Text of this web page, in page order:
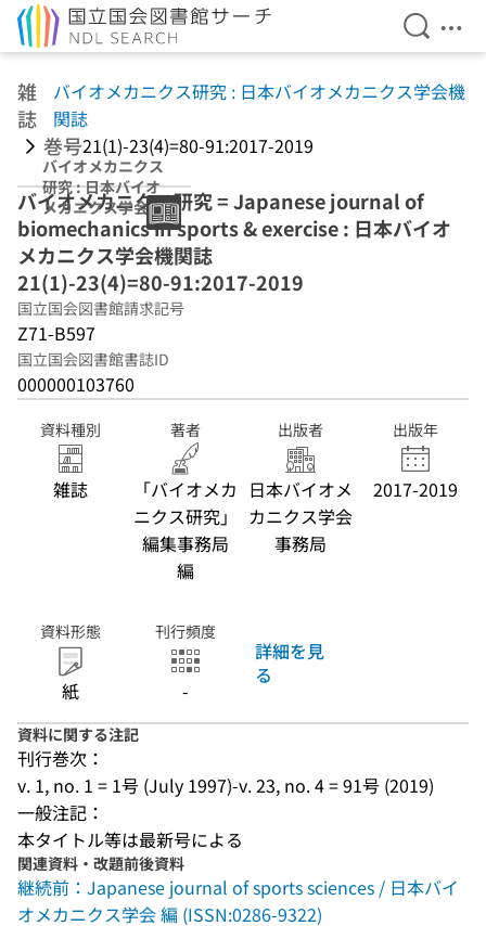
検索を
メ
雑
誌
バイオメカニクス研究 : 日本バイオメカニクス学会機
関誌
巻号21(1)-23(4)=80-91:2017-2019
バイオメカニクス
研究 : 日本バイオ
メカニクス学会機
関誌
21(1)-23(4)=80-
91:2017-2019
バイオメカニクス研究 = Japanese journal of
biomechanics in sports & exercise : 日本バイオ
メカニクス学会機関誌
21(1)-23(4)=80-91:2017-2019
国立国会図書館請求記号
Z71-B597
国立国会図書館書誌ID
000000103760
資料種別
雑誌
著者
「バイオメカ
ニクス研究」
編集事務局
編
出版者
日本バイオメ
カニクス学会
事務局
出版年
2017-2019
資料形態
紙
刊行頻度
-
詳細を見
る
資料に関する注記
刊行巻次：
v. 1, no. 1 = 1号 (July 1997)-v. 23, no. 4 = 91号 (2019)
一般注記：
本タイトル等は最新号による
関連資料・改題前後資料
継続前：Japanese journal of sports sciences / 日本バイ
オメカニクス学会 編 (ISSN:0286-9322)